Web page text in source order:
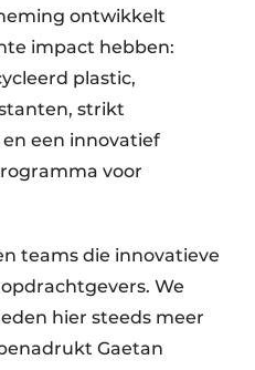
ontwikkelt
impact hebben:
plastic,
strikt
een innovatief
voor
teams die innovatieve
We
hier steeds meer
Gaetan